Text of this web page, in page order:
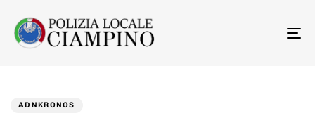
ADNKRONOS